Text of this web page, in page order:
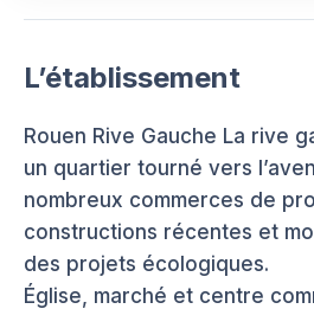
L’établissement
Rouen Rive Gauche La rive
un quartier tourné vers
nombreux commerces de
constructions récentes et
des projets écologiques.
Église, marché et centre